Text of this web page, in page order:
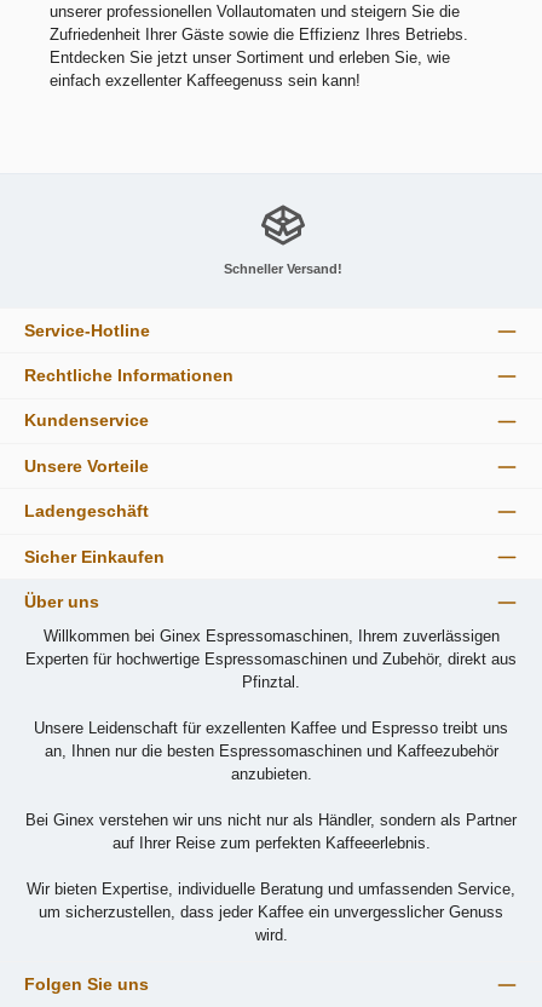
unserer professionellen Vollautomaten und steigern Sie die
Zufriedenheit Ihrer Gäste sowie die Effizienz Ihres Betriebs.
Entdecken Sie jetzt unser Sortiment und erleben Sie, wie
einfach exzellenter Kaffeegenuss sein kann!
Schneller Versand!
Service-Hotline
Rechtliche Informationen
Kundenservice
Unsere Vorteile
Ladengeschäft
Sicher Einkaufen
Über uns
Willkommen bei Ginex Espressomaschinen, Ihrem zuverlässigen
Experten für hochwertige Espressomaschinen und Zubehör, direkt aus
Pfinztal.
Unsere Leidenschaft für exzellenten Kaffee und Espresso treibt uns
an, Ihnen nur die besten Espressomaschinen und Kaffeezubehör
anzubieten.
Bei Ginex verstehen wir uns nicht nur als Händler, sondern als Partner
auf Ihrer Reise zum perfekten Kaffeeerlebnis.
Wir bieten Expertise, individuelle Beratung und umfassenden Service,
um sicherzustellen, dass jeder Kaffee ein unvergesslicher Genuss
wird.
Folgen Sie uns